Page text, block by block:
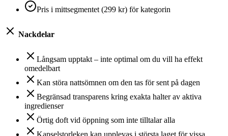
Pris i mittsegmentet (299 kr) för kategorin
Nackdelar
Långsam upptakt – inte optimal om du vill ha effekt
omedelbart
Kan störa nattsömnen om den tas för sent på dagen
Begränsad transparens kring exakta halter av aktiva
ingredienser
Örtig doft vid öppning som inte tilltalar alla